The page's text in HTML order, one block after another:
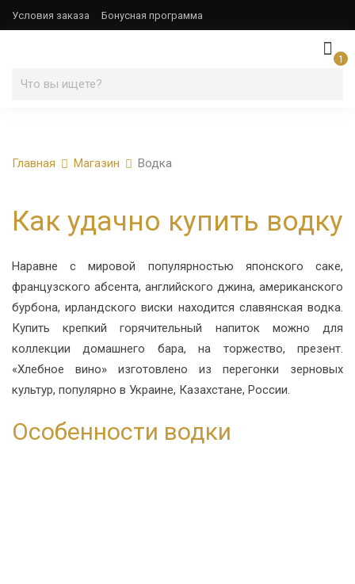
Условия заказа Бонусная программа
1
Главная Магазин Водка
Как удачно купить водку
Наравне с мировой популярностью японского саке,
французского абсента, английского джина, американского
бурбона, ирландского виски находится славянская водка.
Купить крепкий горячительный напиток можно для
коллекции домашнего бара, на торжество, презент.
«Хлебное вино» изготовлено из перегонки зерновых
культур, популярно в Украине, Казахстане, России.
Особенности водки